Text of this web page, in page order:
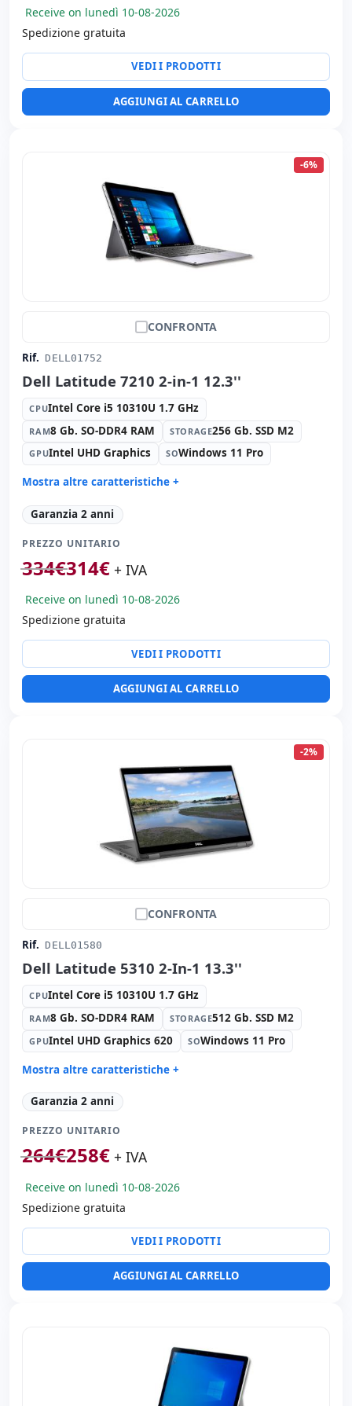
Connettività: WIFI · Bluetooth · 4G
Altri: Imballaggio hR
Dimensioni: 28x20x4 cm.
Receive on lunedì 10-08-2026
Spedizione gratuita
VEDI I PRODOTTI
AGGIUNGI AL CARRELLO
-6%
CONFRONTA
Rif. DELL01752
Dell Latitude 7210 2-in-1 12.3''
CPUIntel Core i5 10310U 1.7 GHz
RAM8 Gb. SO-DDR4 RAM STORAGE256 Gb. SSD M2
GPUIntel UHD Graphics SOWindows 11 Pro
Mostra altre caratteristiche +
Suono: Realtek HDA
Porte: 2x USB-C · USB 3.1
Tattile 12.3 '' FullHD 16:
Multimedia: Webcam posteriore · Webcam frontale
Altri: Imballaggio hR
Dimensioni: 29.4x22x1.9 cm.
Peso: 1.20 Kg.
Garanzia 2 anni
PREZZO UNITARIO
334€314€ + IVA
Receive on lunedì 10-08-2026
Spedizione gratuita
VEDI I PRODOTTI
AGGIUNGI AL CARRELLO
-2%
CONFRONTA
Rif. DELL01580
Dell Latitude 5310 2-In-1 13.3''
CPUIntel Core i5 10310U 1.7 GHz
RAM8 Gb. SO-DDR4 RAM STORAGE512 Gb. SSD M2
GPUIntel UHD Graphics 620 SOWindows 11 Pro
Mostra altre caratteristiche +
Suono: Realtek Audio
Porte: USB-C · 2x USB 3.1
Tattile 13.3 '' FullHD 16:
Porte video: HDMI
Connettività: WIFI · Bluetooth
Specifico portatile:
Altri: Imballaggio hR
21x31x2 cm.
Garanzia 2 anni
PREZZO UNITARIO
264€258€ + IVA
Receive on lunedì 10-08-2026
Spedizione gratuita
VEDI I PRODOTTI
AGGIUNGI AL CARRELLO